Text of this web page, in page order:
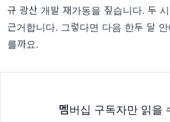
규 광산 개발 재가동을 짚습니다. 두
근거합니다. 그렇다면 다음 한두 달
를까요.
멤버십 구독자만 읽을